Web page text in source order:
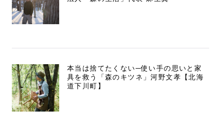
本当は捨てたくない─使い手の思いと家
具を救う「森のキツネ」河野文孝【北海
道下川町】